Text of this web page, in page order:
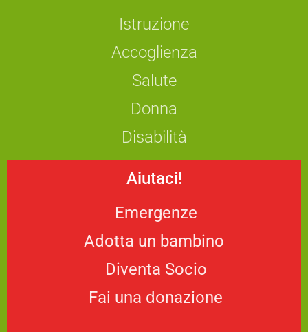
Istruzione
Accoglienza
Salute
Donna
Disabilità
Aiutaci!
Emergenze
Adotta un bambino
Diventa Socio
Fai una donazione